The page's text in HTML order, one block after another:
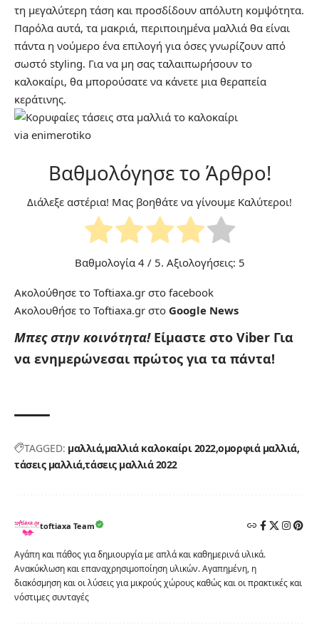
τη μεγαλύτερη τάση και προσδίδουν απόλυτη κομψότητα.
Παρόλα αυτά, τα μακριά, περιποιημένα μαλλιά θα είναι
πάντα η νούμερο ένα επιλογή για όσες γνωρίζουν από
σωστό styling. Για να μη σας ταλαιπωρήσουν το
καλοκαίρι, θα μπορούσατε να κάνετε μια θεραπεία
κεράτινης.
via enimerotiko
Βαθμολόγησε το Άρθρο!
Διάλεξε αστέρια! Μας βοηθάτε να γίνουμε Καλύτεροι!
Βαθμολογία 4/ 5. Αξιολογήσεις: 5
Ακολούθησε το Toftiaxa.gr στο facebook
Ακολουθήσε το Toftiaxa.gr στο Google News
Μπες στην κοινότητα! Είμαστε στο Viber Για
να ενημερώνεσαι πρώτος για τα πάντα!
TAGGED: μαλλιά μαλλιά καλοκαίρι 2022ομορφιά μαλλιά
τάσεις μαλλιάτάσεις μαλλιά 2022
toftiaxa Team
Αγάπη και πάθος για δημιουργία με απλά και καθημερινά υλικά.
Ανακύκλωση και επαναχρησιμοποίηση υλικών. Αγαπημένη, η
διακόσμηση και οι λύσεις για μικρούς χώρους καθώς και οι πρακτικές και
νόστιμες συνταγές